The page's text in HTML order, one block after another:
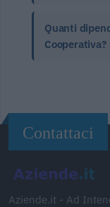
Quanti
Cooperativa?
Contattaci
Aziende.it - Ad